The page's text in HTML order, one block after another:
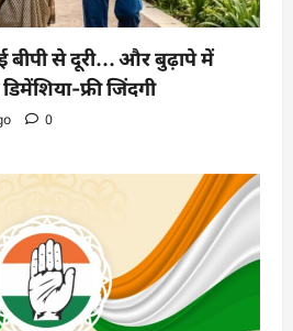
बीपी से दूरी… और बुढ़ापे में
फ्री जिंदगी
0